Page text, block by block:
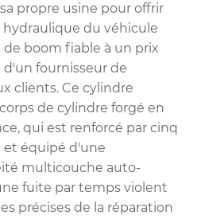
propre usine pour offrir
du véhicule
de boom fiable à un prix
fournisseur de
clients. Ce cylindre
de cylindre forgé en
qui est renforcé par cinq
et équipé d'une
multicouche auto-
fuite par temps violent
précises de la réparation